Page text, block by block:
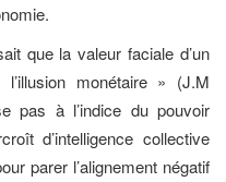
que la valeur faciale d’un
monétaire » (J.M
pas à l’indice du pouvoir
d’intelligence collective
parer l’alignement négatif